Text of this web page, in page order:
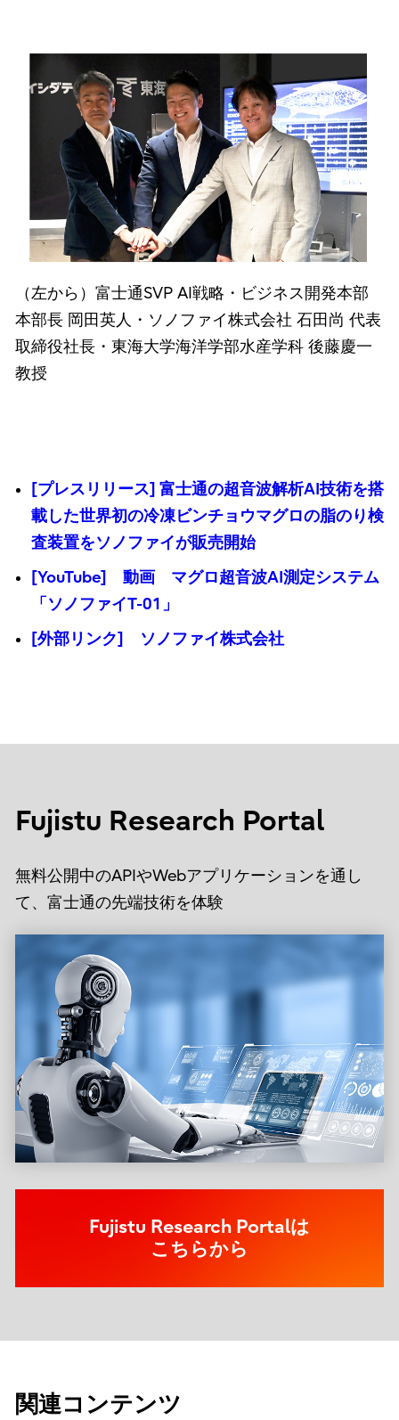
（左から）富士通SVP AI戦略・ビジネス開発本部
本部長 岡田英人・ソノファイ株式会社 石田尚 代表
取締役社長・東海大学海洋学部水産学科 後藤慶一
教授
[プレスリリース] 富士通の超音波解析AI技術を搭
載した世界初の冷凍ビンチョウマグロの脂のり検
査装置をソノファイが販売開始
[YouTube] 動画 マグロ超音波AI測定システム
「ソノファイT-01」
[外部リンク] ソノファイ株式会社
Fujistu Research Portal
無料公開中のAPIやWebアプリケーションを通し
て、富士通の先端技術を体験
Fujistu Research Portalは
こちらから
関連コンテンツ